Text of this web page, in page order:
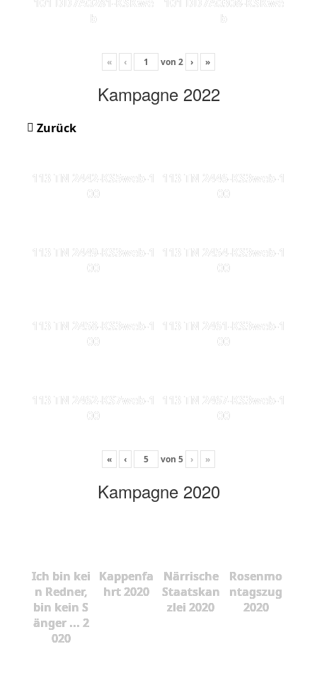
b
b
« ‹ von 2 › »
Kampagne 2022
Zurück
113 TN 2442-KS5web-1
00
113 TN 2446-KS3web-1
00
113 TN 2449-KS3web-1
00
113 TN 2454-KS3web-1
00
113 TN 2458-KS3web-1
00
113 TN 2461-KS3web-1
00
113 TN 2462-KS7web-1
00
113 TN 2467-KS3web-1
00
« ‹ von 5 › »
Kampagne 2020
Ich bin kei
n Redner,
bin kein S
änger ... 2
020
Kappenfa
hrt 2020
Närrische
Staatskan
zlei 2020
Rosenmo
ntagszug
2020